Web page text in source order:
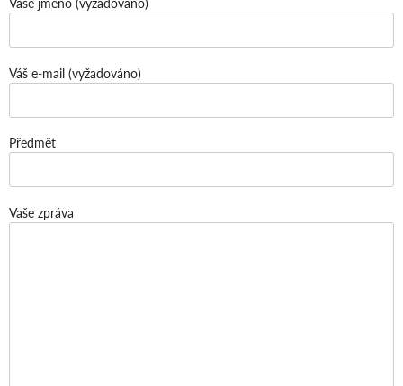
Vaše jméno (vyžadováno)
Váš e-mail (vyžadováno)
Předmět
Vaše zpráva